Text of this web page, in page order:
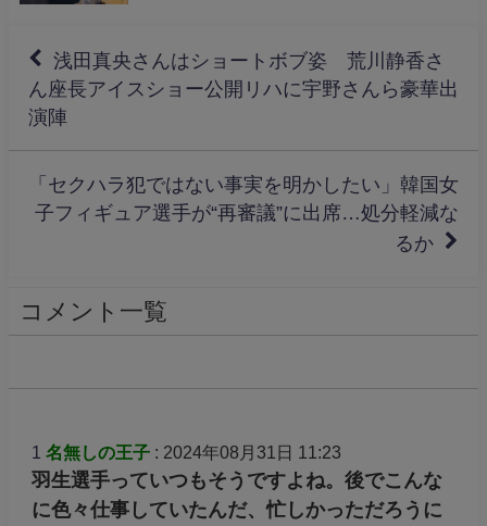
浅田真央さんはショートボブ姿 荒川静香さ
ん座長アイスショー公開リハに宇野さんら豪華出
演陣
「セクハラ犯ではない事実を明かしたい」韓国女
子フィギュア選手が“再審議”に出席…処分軽減な
るか
コメント一覧
1 名無しの王子: 2024年08月31日 11:23
羽生選手っていつもそうですよね。後でこんな
に色々仕事していたんだ、忙しかっただろうに